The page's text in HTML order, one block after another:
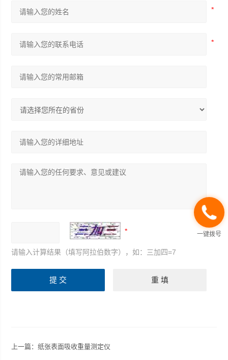
请输入计算结果（填写阿拉伯数字），如：三加四=7
上一篇：纸张表面吸收重量测定仪
一键拨号